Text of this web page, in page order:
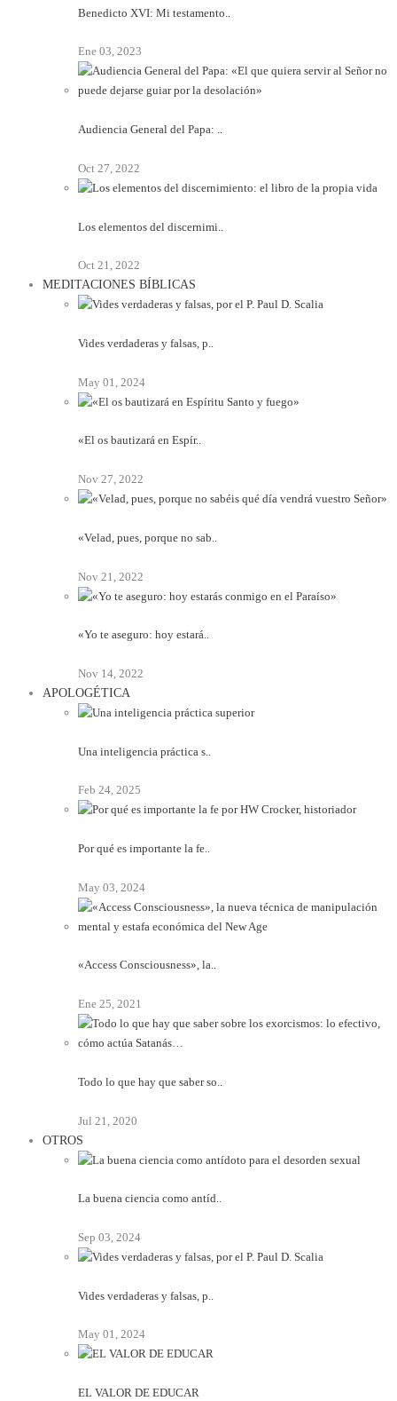
Benedicto XVI: Mi testamento..
Ene 03, 2023
Audiencia General del Papa: ..
Oct 27, 2022
Los elementos del discernimi..
Oct 21, 2022
MEDITACIONES BÍBLICAS
Vides verdaderas y falsas, p..
May 01, 2024
«El os bautizará en Espír..
Nov 27, 2022
«Velad, pues, porque no sab..
Nov 21, 2022
«Yo te aseguro: hoy estará..
Nov 14, 2022
APOLOGÉTICA
Una inteligencia práctica s..
Feb 24, 2025
Por qué es importante la fe..
May 03, 2024
«Access Consciousness», la..
Ene 25, 2021
Todo lo que hay que saber so..
Jul 21, 2020
OTROS
La buena ciencia como antíd..
Sep 03, 2024
Vides verdaderas y falsas, p..
May 01, 2024
EL VALOR DE EDUCAR